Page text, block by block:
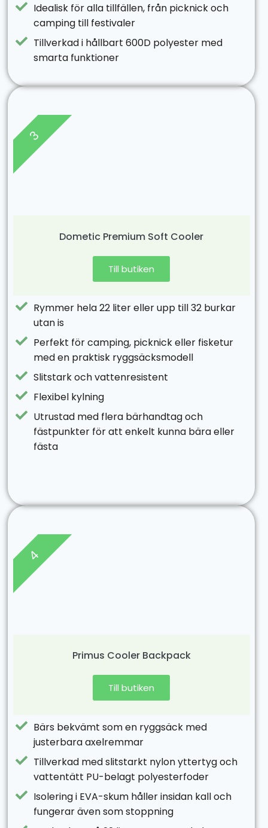
Idealisk för alla tillfällen, från picknick och
camping till festivaler
Tillverkad i hållbart 600D polyester med
smarta funktioner
Dometic Premium Soft Cooler
Till butiken
3
Rymmer hela 22 liter eller upp till 32 burkar
utan is
Perfekt för camping, picknick eller fisketur
med en praktisk ryggsäcksmodell
Slitstark och vattenresistent
Flexibel kylning
Utrustad med flera bärhandtag och
fästpunkter för att enkelt kunna bära eller
fästa
Primus Cooler Backpack
Till butiken
4
Bärs bekvämt som en ryggsäck med
justerbara axelremmar
Tillverkad med slitstarkt nylon yttertyg och
vattentätt PU-belagt polyesterfoder
Isolering i EVA-skum håller insidan kall och
fungerar även som stoppning